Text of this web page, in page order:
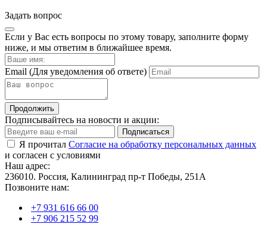
Задать вопрос
Если у Вас есть вопросы по этому товару, заполните форму
ниже, и мы ответим в ближайшее время.
Email (Для уведомления об ответе)
Продолжить
Подписывайтесь на новости и акции:
Подписаться
Я прочитал Согласие на обработку персональных данных
и согласен с условиями
Наш адрес:
236010. Россия, Калининград пр-т Победы, 251А
Позвоните нам:
+7 931 616 66 00
+7 906 215 52 99